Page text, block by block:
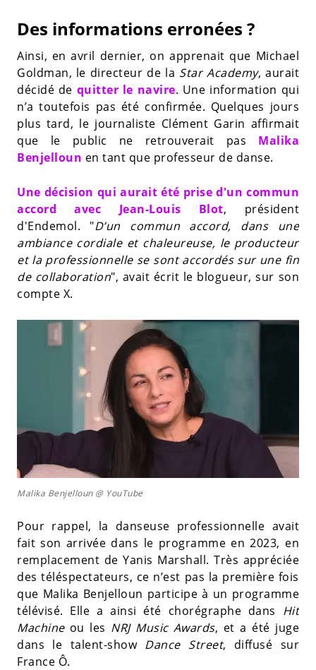
Des informations erronées ?
Ainsi, en avril dernier, on apprenait que Michael
Goldman, le directeur de la Star Academy, aurait
décidé de quitter le navire. Une information qui
n’a toutefois pas été confirmée. Quelques jours
plus tard, le journaliste Clément Garin affirmait
que le public ne retrouverait pas Malika
Benjelloun en tant que professeur de danse.
Une décision qui aurait été prise d'un commun
accord avec Jean-Louis Blot, président
d'Endemol. "D’un commun accord, dans une
ambiance cordiale et chaleureuse, le producteur
et la professionnelle se sont accordés sur une fin
de collaboration", avait écrit le blogueur, sur son
compte X.
Malika Benjelloun @ YouTube
Pour rappel, la danseuse professionnelle avait
fait son arrivée dans le programme en 2023, en
remplacement de Yanis Marshall. Très appréciée
des téléspectateurs, ce n’est pas la première fois
que Malika Benjelloun participe à un programme
télévisé. Elle a ainsi été chorégraphe dans Hit
Machineou les NRJ Music Awards, et a été juge
dans le talent-show Dance Street, diffusé sur
France Ô.